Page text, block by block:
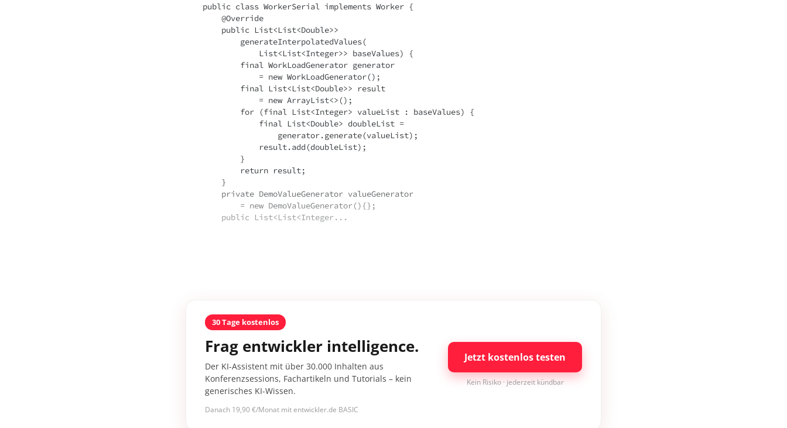
public class WorkerSerial implements Worker {
    @Override
    public List<List<Double>>
        generateInterpolatedValues(
            List<List<Integer>> baseValues) {
        final WorkLoadGenerator generator
            = new WorkLoadGenerator();
        final List<List<Double>> result
            = new ArrayList<>();
        for (final List<Integer> valueList : baseValues) {
            final List<Double> doubleList =
                generator.generate(valueList);
            result.add(doubleList);
        }
        return result;
    }
    private DemoValueGenerator valueGenerator
        = new DemoValueGenerator(){};
    public List<List<Integer...
30 Tage kostenlos
Frag entwickler intelligence.
Der KI-Assistent mit über 30.000 Inhalten aus
Konferenzsessions, Fachartikeln und Tutorials – kein
generisches KI-Wissen.
Danach 19,90 €/Monat mit entwickler.de BASIC
Jetzt kostenlos testen
Kein Risiko · jederzeit kündbar